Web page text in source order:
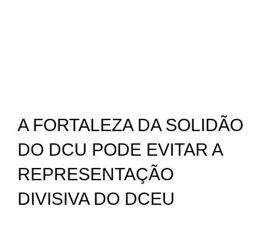
A FORTALEZA DA SOLIDÃO
DO DCU PODE EVITAR A
REPRESENTAÇÃO
DIVISIVA DO DCEU